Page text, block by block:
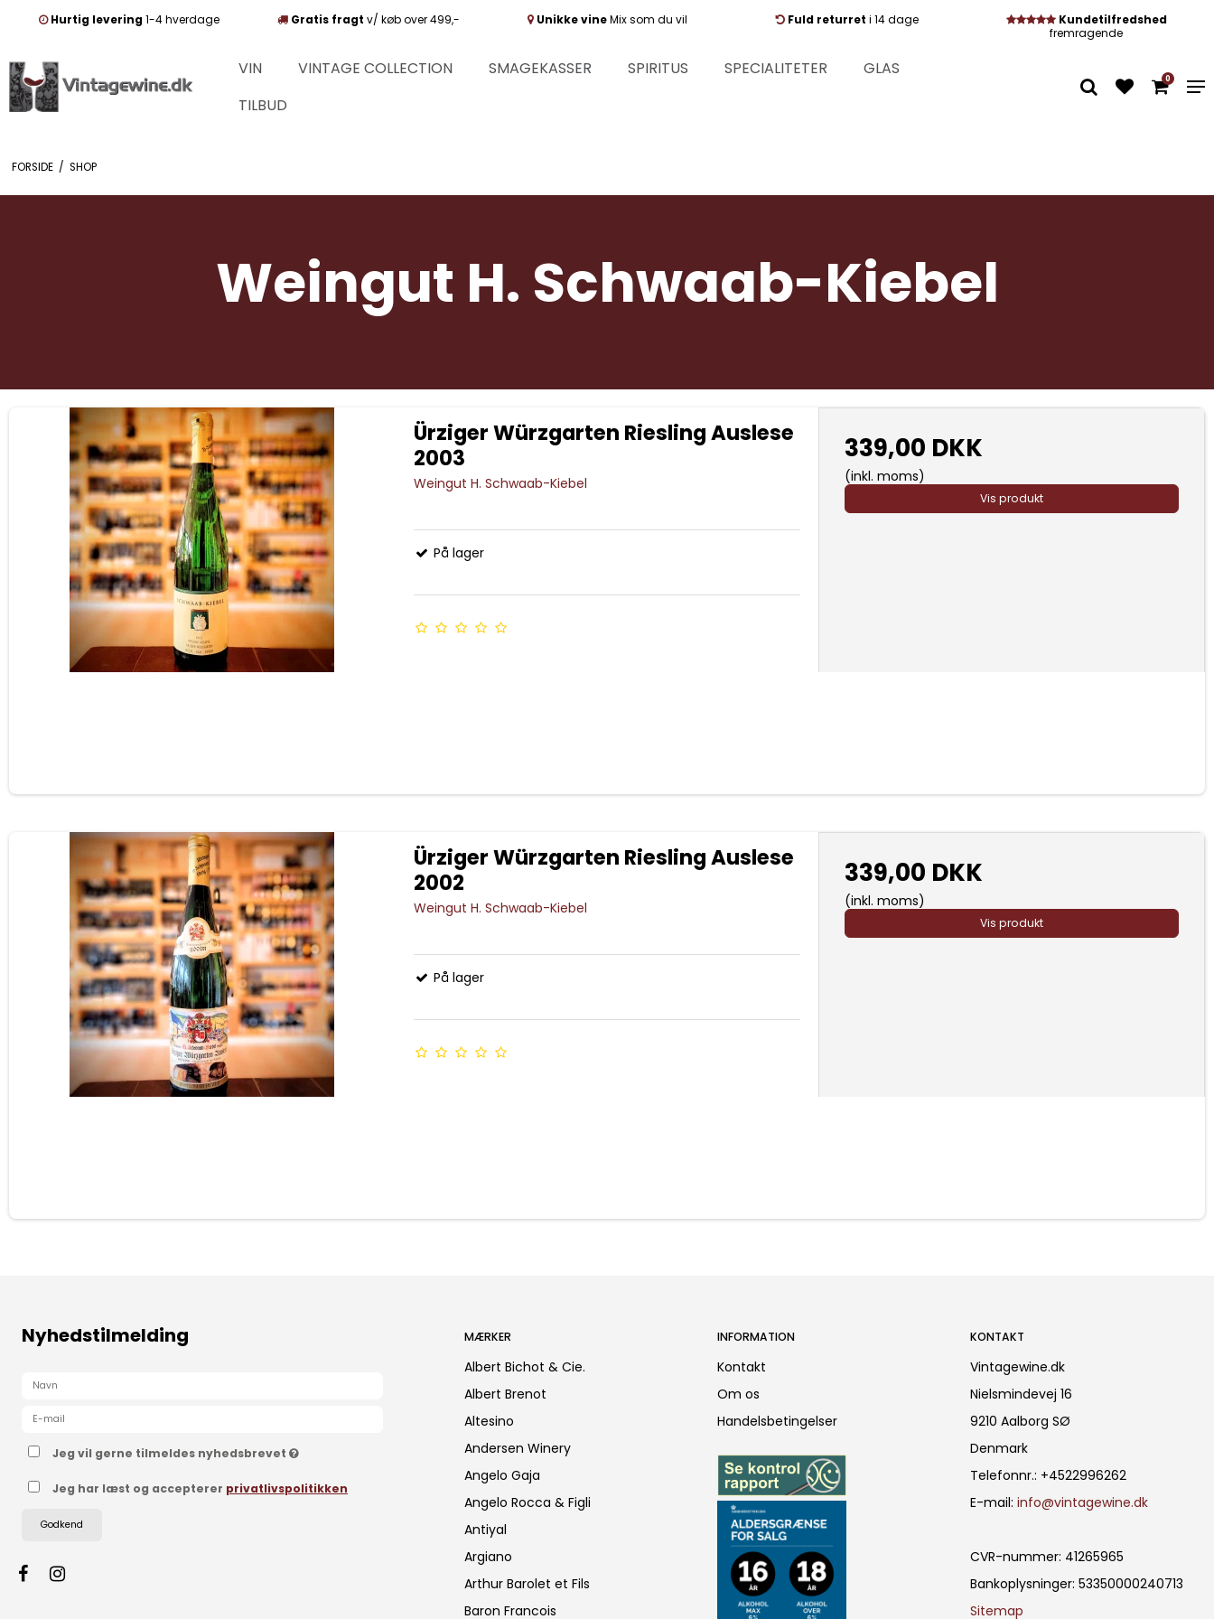
Hurtig levering1-4 hverdage Gratis fragt v/ køb over 499,- Unikke vineMix som du vil Fuld returret i 14 dage
Kundetilfredshed
fremragende
VIN VINTAGE COLLECTION SMAGEKASSER SPIRITUS SPECIALITETER
GLAS
TILBUD
0
FORSIDE / SHOP
Weingut H. Schwaab-Kiebel
Ürziger Würzgarten Riesling Auslese
2003
Weingut H. Schwaab-Kiebel
På lager
339,00 DKK
(inkl. moms)
Vis produkt
Ürziger Würzgarten Riesling Auslese
2002
Weingut H. Schwaab-Kiebel
På lager
339,00 DKK
(inkl. moms)
Vis produkt
Nyhedstilmelding
Jeg vil gerne tilmeldes nyhedsbrevet
Jeg har læst og accepterer privatlivspolitikken
Godkend
MÆRKER
Albert Bichot & Cie.
Albert Brenot
Altesino
Andersen Winery
Angelo Gaja
Angelo Rocca & Figli
Antiyal
Argiano
Arthur Barolet et Fils
Baron Francois
INFORMATION
Kontakt
Om os
Handelsbetingelser
KONTAKT
Vintagewine.dk
Nielsmindevej 16
9210 Aalborg SØ
Denmark
Telefonnr.: +4522996262
E-mail: info@vintagewine.dk
CVR-nummer: 41265965
Bankoplysninger: 53350000240713
Sitemap